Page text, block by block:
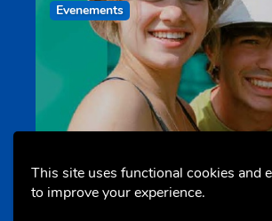
This site uses functional cookies and
to improve your experience.
Evenements
jugendprais.lu